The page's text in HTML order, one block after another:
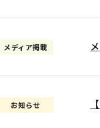
メディア掲載
お知らせ